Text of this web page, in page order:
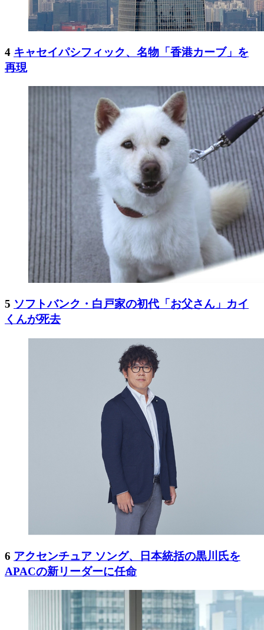
4 キャセイパシフィック、名物「香港カーブ」を
再現
5 ソフトバンク・白戸家の初代「お父さん」カイ
くんが死去
6 アクセンチュア ソング、日本統括の黒川氏を
APACの新リーダーに任命